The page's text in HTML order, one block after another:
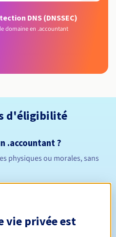
DNS (DNSSEC)
domaine en .accountant
d'éligibilité
.accountant ?
physiques ou morales, sans
Entre 1 et 10 ans
vie privée est